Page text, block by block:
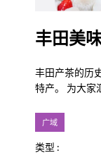
丰田美
丰田产茶的历
特产。 为大家
广域
类型 :